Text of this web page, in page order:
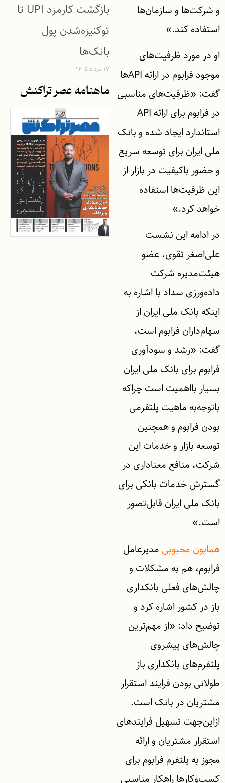
و شرکت‌ها و سازمان‌ها
استفاده کند.»
او در مورد ظرفیت‌های
موجود فرابوم در ارائه APIها
گفت: «ظرفیت‌های مناسبی
در فرابوم برای ارائه API
استاندارد ایجاد شده و بانک
ملی ایران برای توسعه سریع
و حضور باکیفیت در بازار از
این ظرفیت‌ها استفاده
خواهد کرد.»
در ادامه این نشست
علی‌اصغر تقوی، عضو
هیئت‌مدیره شرکت
داده‌ورزی سداد با اشاره به
اینکه بانک ملی ایران از
سهام‌داران فرابوم است،
گفت: «رشد و سودآوری
فرابوم برای بانک ملی ایران
بسیار بااهمیت است چراکه
باتوجه‌به ماهیت پلتفرمی
بودن فرابوم و همچنین
توسعه بازار و خدمات این
شرکت، منافع معناداری در
گسترش خدمات بانکی برای
بانک ملی ایران قابل‌تصور
است.»
همایون محبوبی مدیرعامل
فرابوم، هم به مشکلات و
چالش‌های فعلی بانکداری
باز در کشور اشاره کرد و
توضیح داد: «از مهم‌ترین
چالش‌های پیشروی
پلتفرم‌های بانکداری باز
طولانی بودن فرایند استقرار
مشتریان در بانک است.
ازاین‌جهت تسهیل فرایندهای
استقرار مشتریان و ارائه
مجوز به پلتفرم فرابوم برای
کسب‌وکارها راهکار مناسبی
بازگشت کارمزد UPI تا
توکنیزه‌شدن پول
بانک‌ها
۱۷ مرداد ۱۴۰۵
ماهنامه عصر تراکنش